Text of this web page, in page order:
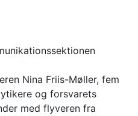
Nina Friis-Møller, fem
og forsvarets
med flyveren fra